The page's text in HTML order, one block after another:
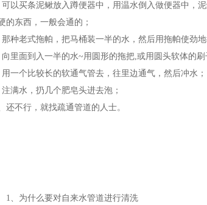
可以买条泥鳅放入蹲便器中，用温水倒入做便器中，
的东西，一般会通的；
那种老式拖帕，把马桶装一半的水，然后用拖帕使劲
向里面到入一半的水~用圆形的拖把,或用圆头软体的
用一个比较长的软通气管去，往里边通气，然后冲水；
注满水，扔几个肥皂头进去泡；
还不行，就找疏通管道的人士。
1、为什么要对自来水管道进行清洗